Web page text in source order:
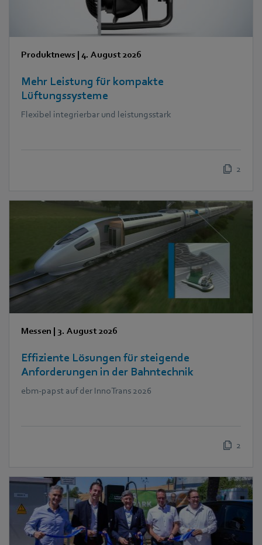
Produktnews | 4. August 2026
Mehr Leistung für kompakte
Lüftungssysteme
Flexibel integrierbar und leistungsstark
2
Messen | 3. August 2026
Effiziente Lösungen für steigende
Anforderungen in der Bahntechnik
ebm‑papst auf der InnoTrans 2026
2